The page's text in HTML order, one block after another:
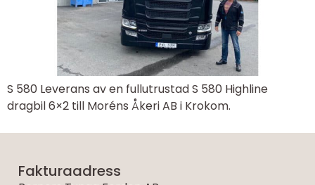
S 580 Leverans av en fullutrustad S 580 Highline
dragbil 6×2 till Moréns Åkeri AB i Krokom.
Fakturaadress